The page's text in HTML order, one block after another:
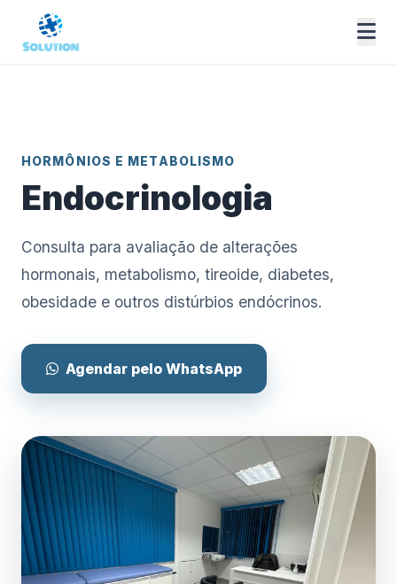
HORMÔNIOS E METABOLISMO
Endocrinologia
Consulta para avaliação de alterações
hormonais, metabolismo, tireoide, diabetes,
obesidade e outros distúrbios endócrinos.
Agendar pelo WhatsApp